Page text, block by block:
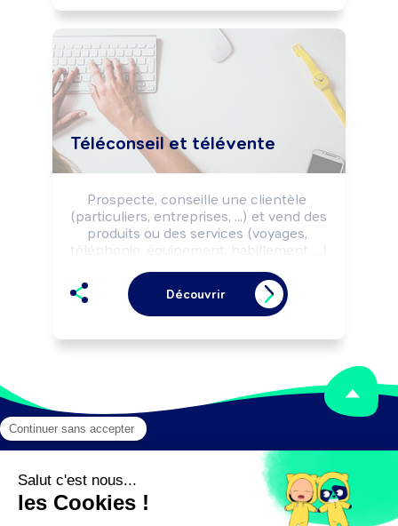
Peut coordonner une équipe.
Téléconseil et télévente
Prospecte, conseille une clientèle
(particuliers, entreprises, ...) et vend des
produits ou des services (voyages,
téléphonie, équipement, habillement, ...)
commerciaux de l'entreprise.
Peut coordonner une équipe.
Découvrir
Mentions légales